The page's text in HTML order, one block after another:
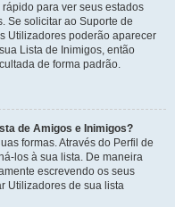
para ver seus estados
Se solicitar ao Suporte de
Utilizadores poderão aparecer
Lista de Inimigos, então
de forma padrão.
de Amigos e Inimigos?
formas. Através do Perfil de
los à sua lista. De maneira
escrevendo os seus
Utilizadores de sua lista